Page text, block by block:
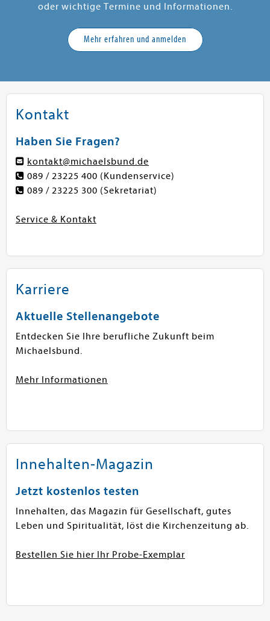
oder wichtige Termine und Informationen.
Mehr erfahren und anmelden
Kontakt
Haben Sie Fragen?
kontakt@michaelsbund.de
089 / 23225 400 (Kundenservice)
089 / 23225 300 (Sekretariat)
Service & Kontakt
Karriere
Aktuelle Stellenangebote
Entdecken Sie Ihre berufliche Zukunft beim
Michaelsbund.
Mehr Informationen
Innehalten-Magazin
Jetzt kostenlos testen
Innehalten, das Magazin für Gesellschaft, gutes
Leben und Spiritualität, löst die Kirchenzeitung ab.
Bestellen Sie hier Ihr Probe-Exemplar